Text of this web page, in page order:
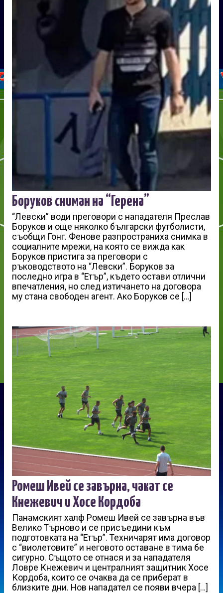
Боруков сниман на “Герена”
“Левски” води преговори с нападателя Преслав
Боруков и още няколко български футболисти,
съобщи Гонг. Фенове разпространиха снимка в
социалните мрежи, на която се вижда как
Боруков пристига за преговори с
ръководството на “Левски”. Боруков за
последно игра в “Етър”, където остави отлични
впечатления, но след изтичането на договора
му стана свободен агент. Ако Боруков се […]
Ромеш Ивей се завърна, чакат се
Кнежевич и Хосе Кордоба
Панамският халф Ромеш Ивей се завърна във
Велико Търново и се присъедини към
подготовката на “Етър”. Техничарят има договор
с “виолетовите” и неговото оставане в тима бе
сигурно. Същото се отнася и за нападателя
Ловре Кнежевич и централният защитник Хосе
Кордоба, които се очаква да се приберат в
близките дни. Нов нападател се появи вчера […]